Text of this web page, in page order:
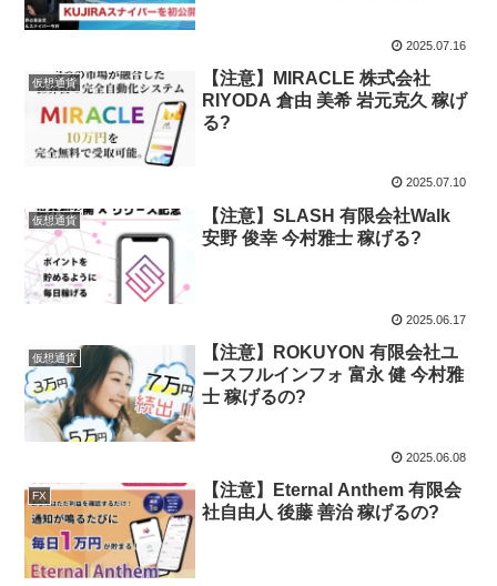
2025.07.16
仮想通貨
【注意】MIRACLE 株式会社
RIYODA 倉由 美希 岩元克久 稼げ
る?
2025.07.10
仮想通貨
【注意】SLASH 有限会社Walk
安野 俊幸 今村雅士 稼げる?
2025.06.17
仮想通貨
【注意】ROKUYON 有限会社ユ
ースフルインフォ 富永 健 今村雅
士 稼げるの?
2025.06.08
FX
【注意】Eternal Anthem 有限会
社自由人 後藤 善治 稼げるの?